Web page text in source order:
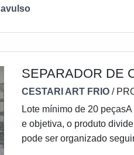
avulso
SEPARADOR DE
CESTARI ART FRIO /
Lote mínimo de 20
e objetiva, o produto
pode ser organizado